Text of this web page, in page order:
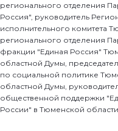
регионального отделения
Россия", руководитель
исполнительного комитета
регионального отделения
фракции "Единая Россия"
областной Думы,
по социальной политике
областной Думы,
общественной поддержки
России" в Тюменской области